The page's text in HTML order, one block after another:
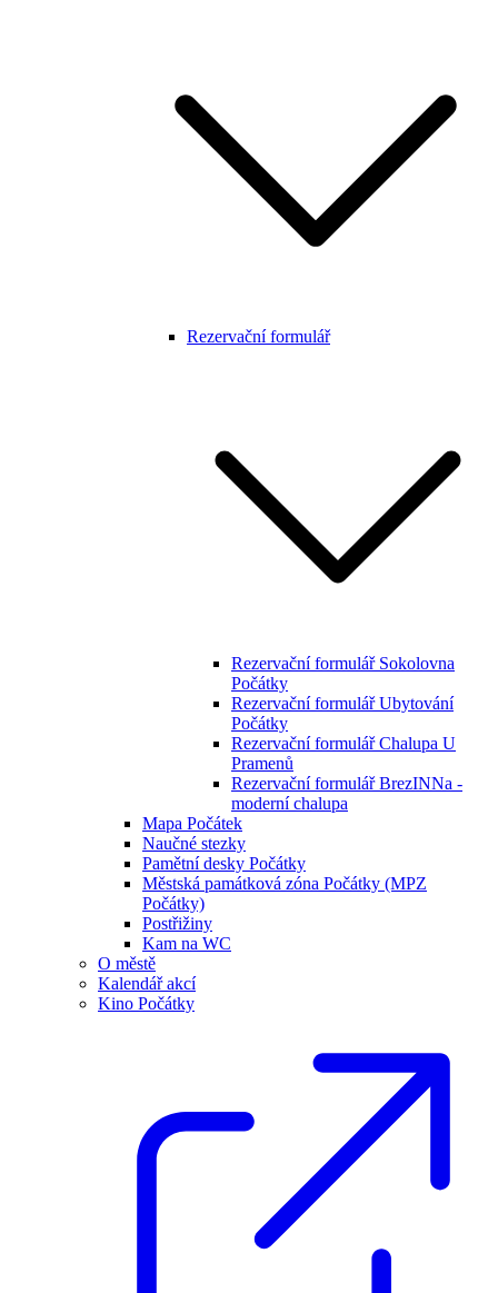
Rezervační formulář
Rezervační formulář Sokolovna
Počátky
Rezervační formulář Ubytování
Počátky
Rezervační formulář Chalupa U
Pramenů
Rezervační formulář BrezINNa -
moderní chalupa
Mapa Počátek
Naučné stezky
Pamětní desky Počátky
Městská památková zóna Počátky (MPZ
Počátky)
Postřižiny
Kam na WC
O městě
Kalendář akcí
Kino Počátky